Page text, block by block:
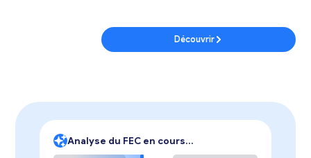
Analyse du FEC en cours...
Découvrir